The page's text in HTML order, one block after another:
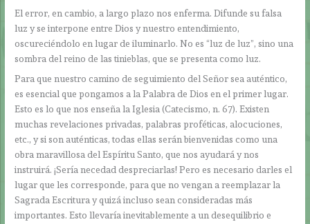
El error, en cambio, a largo plazo nos enferma. Difunde su falsa
luz y se interpone entre Dios y nuestro entendimiento,
oscureciéndolo en lugar de iluminarlo. No es “luz de luz”, sino una
sombra del reino de las tinieblas, que se presenta como luz.
Para que nuestro camino de seguimiento del Señor sea auténtico,
es esencial que pongamos a la Palabra de Dios en el primer lugar.
Esto es lo que nos enseña la Iglesia (Catecismo, n. 67). Existen
muchas revelaciones privadas, palabras proféticas, alocuciones,
etc., y si son auténticas, todas ellas serán bienvenidas como una
obra maravillosa del Espíritu Santo, que nos ayudará y nos
instruirá. ¡Sería necedad despreciarlas! Pero es necesario darles el
lugar que les corresponde, para que no vengan a reemplazar la
Sagrada Escritura y quizá incluso sean consideradas más
importantes. Esto llevaría inevitablemente a un desequilibrio e